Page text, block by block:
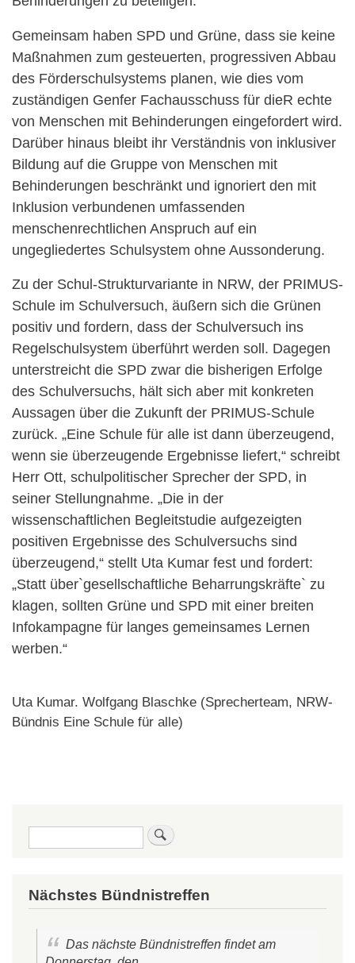
Gemeinsam haben SPD und Grüne, dass sie keine
Maßnahmen zum gesteuerten, progressiven Abbau
des Förderschulsystems planen, wie dies vom
zuständigen Genfer Fachausschuss für dieR echte
von Menschen mit Behinderungen eingefordert wird.
Darüber hinaus bleibt ihr Verständnis von inklusiver
Bildung auf die Gruppe von Menschen mit
Behinderungen beschränkt und ignoriert den mit
Inklusion verbundenen umfassenden
menschenrechtlichen Anspruch auf ein
ungegliedertes Schulsystem ohne Aussonderung.
Zu der Schul-Strukturvariante in NRW, der PRIMUS-
Schule im Schulversuch, äußern sich die Grünen
positiv und fordern, dass der Schulversuch ins
Regelschulsystem überführt werden soll. Dagegen
unterstreicht die SPD zwar die bisherigen Erfolge
des Schulversuchs, hält sich aber mit konkreten
Aussagen über die Zukunft der PRIMUS-Schule
zurück. „Eine Schule für alle ist dann überzeugend,
wenn sie überzeugende Ergebnisse liefert,“ schreibt
Herr Ott, schulpolitischer Sprecher der SPD, in
seiner Stellungnahme. „Die in der
wissenschaftlichen Begleitstudie aufgezeigten
positiven Ergebnisse des Schulversuchs sind
überzeugend,“ stellt Uta Kumar fest und fordert:
„Statt über`gesellschaftliche Beharrungskräfte` zu
klagen, sollten Grüne und SPD mit einer breiten
Infokampagne für langes gemeinsames Lernen
werben.“
Uta Kumar. Wolfgang Blaschke (Sprecherteam, NRW-
Bündnis Eine Schule für alle)
Nächstes Bündnistreffen
Das nächste Bündnistreffen findet am